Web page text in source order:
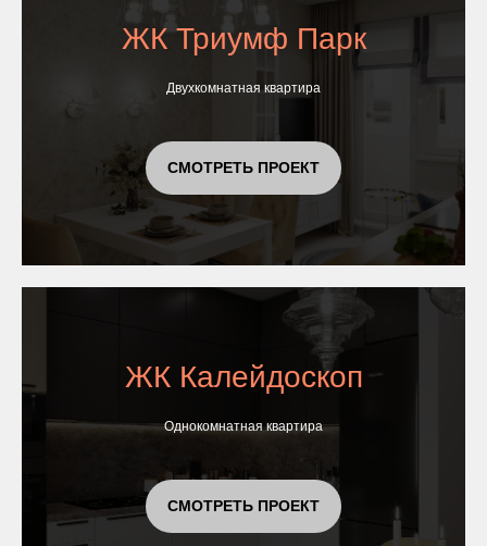
ЖК Триумф Парк
Двухкомнатная квартира
СМОТРЕТЬ ПРОЕКТ
ЖК Калейдоскоп
Однокомнатная квартира
СМОТРЕТЬ ПРОЕКТ